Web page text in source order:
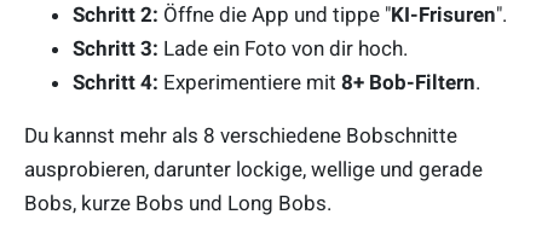
Schritt 2: Öffne die App und tippe "KI-Frisuren".
Schritt 3: Lade ein Foto von dir hoch.
Schritt 4: Experimentiere mit 8+ Bob-Filtern.
Du kannst mehr als 8 verschiedene Bobschnitte
ausprobieren, darunter lockige, wellige und gerade
Bobs, kurze Bobs und Long Bobs.